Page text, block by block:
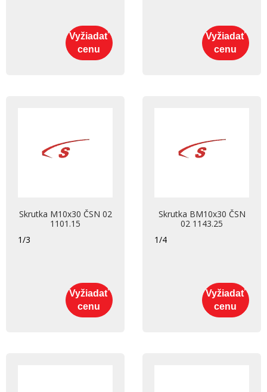
Vyžiadať
cenu
Vyžiadať
cenu
Skrutka M10x30 ČSN 02
1101.15
1/3
Vyžiadať
cenu
Skrutka BM10x30 ČSN
02 1143.25
1/4
Vyžiadať
cenu